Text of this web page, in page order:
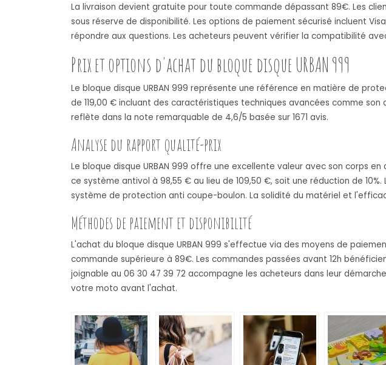
La livraison devient gratuite pour toute commande dépassant 89€. Les
sous réserve de disponibilité. Les options de paiement sécurisé incluent
répondre aux questions. Les acheteurs peuvent vérifier la compatibilité
Prix et options d'achat du bloque disque URBAN 999
Le bloque disque URBAN 999 représente une référence en matière de
de 119,00 € incluant des caractéristiques techniques avancées comme
reflète dans la note remarquable de 4,6/5 basée sur 1671 avis.
Analyse du rapport qualité-prix
Le bloque disque URBAN 999 offre une excellente valeur avec son corps
ce système antivol à 98,55 € au lieu de 109,50 €, soit une réduction de
système de protection anti coupe-boulon. La solidité du matériel et
Méthodes de paiement et disponibilité
L'achat du bloque disque URBAN 999 s'effectue via des moyens de
commande supérieure à 89€. Les commandes passées avant 12h
joignable au 06 30 47 39 72 accompagne les acheteurs dans leur
votre moto avant l'achat.